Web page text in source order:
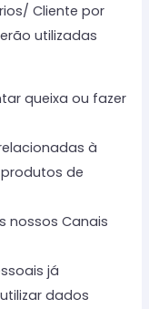
Cliente por
utilizadas
queixa ou fazer
à
de
nossos Canais
já
dados